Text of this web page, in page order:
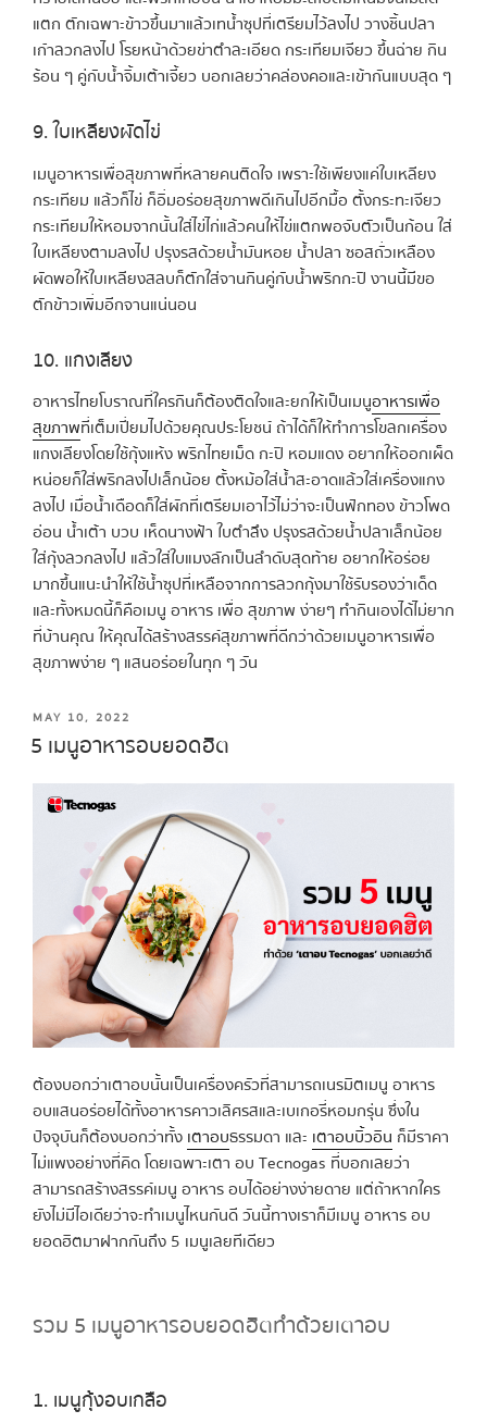
แตก ตักเฉพาะข้าวขึ้นมาแล้วเทน้ำซุปที่เตรียมไว้ลงไป วางชิ้นปลา
เก๋าลวกลงไป โรยหน้าด้วยข่าตำละเอียด กระเทียมเจียว ขึ้นฉ่าย กิน
ร้อน ๆ คู่กับน้ำจิ้มเต้าเจี้ยว บอกเลยว่าคล่องคอและเข้ากันแบบสุด ๆ
9. ใบเหลียงผัดไข่
เมนูอาหารเพื่อสุขภาพที่หลายคนติดใจ เพราะใช้เพียงแค่ใบเหลียง
กระเทียม แล้วก็ไข่ ก็อิ่มอร่อยสุขภาพดีเกินไปอีกมื้อ ตั้งกระทะเจียว
กระเทียมให้หอมจากนั้นใส่ไข่ไก่แล้วคนให้ไข่แตกพอจับตัวเป็นก้อน ใส่
ใบเหลียงตามลงไป ปรุงรสด้วยน้ำมันหอย น้ำปลา ซอสถั่วเหลือง
ผัดพอให้ใบเหลียงสลบก็ตักใส่จานกินคู่กับน้ำพริกกะปิ งานนี้มีขอ
ตักข้าวเพิ่มอีกจานแน่นอน
10. แกงเลียง
อาหารไทยโบราณที่ใครกินก็ต้องติดใจและยกให้เป็นเมนูอาหารเพื่อ
สุขภาพที่เต็มเปี่ยมไปด้วยคุณประโยชน์ ถ้าได้ก็ให้ทำการโขลกเครื่อง
แกงเลียงโดยใช้กุ้งแห้ง พริกไทยเม็ด กะปิ หอมแดง อยากให้ออกเผ็ด
หน่อยก็ใส่พริกลงไปเล็กน้อย ตั้งหม้อใส่น้ำสะอาดแล้วใส่เครื่องแกง
ลงไป เมื่อน้ำเดือดก็ใส่ผักที่เตรียมเอาไว้ไม่ว่าจะเป็นฟักทอง ข้าวโพด
อ่อน น้ำเต้า บวบ เห็ดนางฟ้า ใบตำลึง ปรุงรสด้วยน้ำปลาเล็กน้อย
ใส่กุ้งลวกลงไป แล้วใส่ใบแมงลักเป็นลำดับสุดท้าย อยากให้อร่อย
มากขึ้นแนะนำให้ใช้น้ำซุปที่เหลือจากการลวกกุ้งมาใช้รับรองว่าเด็ด
และทั้งหมดนี้ก็คือเมนู อาหาร เพื่อ สุขภาพ ง่ายๆ ทำกินเองได้ไม่ยาก
ที่บ้านคุณ ให้คุณได้สร้างสรรค์สุขภาพที่ดีกว่าด้วยเมนูอาหารเพื่อ
สุขภาพง่าย ๆ แสนอร่อยในทุก ๆ วัน
MAY 10, 2022
5 เมนูอาหารอบยอดฮิต
ต้องบอกว่าเตาอบนั้นเป็นเครื่องครัวที่สามารถเนรมิตเมนู อาหาร
อบแสนอร่อยได้ทั้งอาหารคาวเลิศรสและเบเกอรี่หอมกรุ่น ซึ่งใน
ปัจจุบันก็ต้องบอกว่าทั้ง เตาอบธรรมดา และ เตาอบบิ้วอิน ก็มีราคา
ไม่แพงอย่างที่คิด โดยเฉพาะเตา อบ Tecnogas ที่บอกเลยว่า
สามารถสร้างสรรค์เมนู อาหาร อบได้อย่างง่ายดาย แต่ถ้าหากใคร
ยังไม่มีไอเดียว่าจะทำเมนูไหนกันดี วันนี้ทางเราก็มีเมนู อาหาร อบ
ยอดฮิตมาฝากกันถึง 5 เมนูเลยทีเดียว
รวม 5 เมนูอาหารอบยอดฮิตทำด้วยเตาอบ
1. เมนูกุ้งอบเกลือ